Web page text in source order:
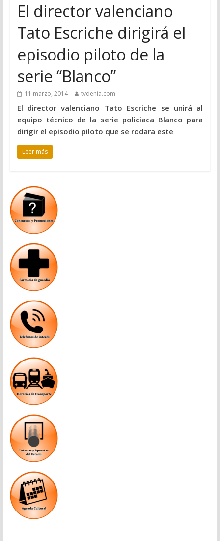
El director valenciano
Tato Escriche dirigirá el
episodio piloto de la
serie “Blanco”
11 marzo, 2014 tvdenia.com
El director valenciano Tato Escriche se unirá al
equipo técnico de la serie policiaca Blanco para
dirigir el episodio piloto que se rodara este
Leer más